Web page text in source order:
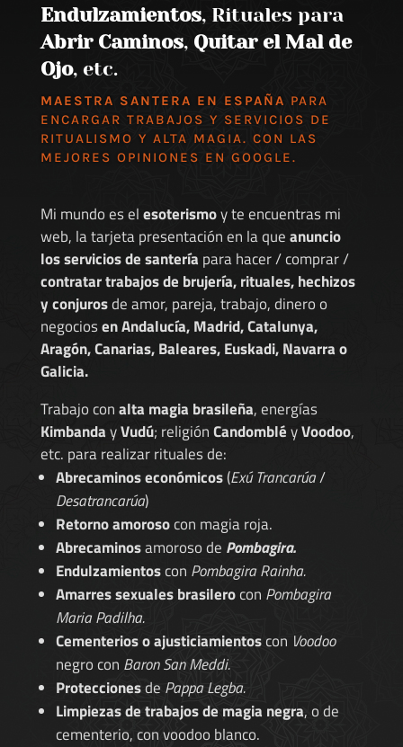
Endulzamientos, Rituales para
Abrir Caminos, Quitar el Mal de
Ojo, etc.
MAESTRA SANTERA EN ESPAÑA PARA
ENCARGAR TRABAJOS Y SERVICIOS DE
RITUALISMO Y ALTA MAGIA. CON LAS
MEJORES OPINIONES EN GOOGLE.
Mi mundo es elesoterismoy te encuentras mi
web, la tarjeta presentación en la queanuncio
los servicios de santería para hacer / comprar /
contratar trabajos de brujería, rituales, hechizos
y conjurosde amor, pareja, trabajo, dinero o
negociosen Andalucía, Madrid, Catalunya,
Aragón, Canarias, Baleares, Euskadi, Navarra o
Galicia.
Trabajo conalta magia brasileña, energías
KimbandayVudú; religiónCandombléyVoodoo,
etc. para realizar rituales de:
Abrecaminos económicos(Exú Trancarúa/
Desatrancarúa)
Retorno amorosocon magia roja.
Abrecaminosamoroso de Pombagira.
Endulzamientoscon Pombagira Rainha.
Amarres sexuales brasilerocon Pombagira
Maria Padilha.
Cementerios o ajusticiamientoscon Voodoo
negro con Baron San Meddi.
Proteccionesde Pappa Legba.
Limpiezas de trabajos de magia negra, o de
cementerio, con voodoo blanco.